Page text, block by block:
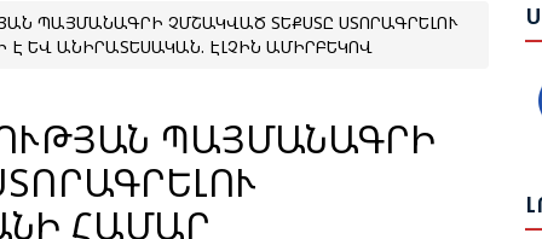
ՊԱՅՄԱՆԱԳՐԻ ՉՄՇԱԿՎԱԾ ՏԵՔՍՏԸ ՍՏՈՐԱԳՐԵԼՈՒ
ԵՎ ԱՆԻՐԱՏԵՍԱԿԱՆ. ԷԼՉԻՆ ԱՄԻՐԲԵԿՈՎ
ՊԱՅՄԱՆԱԳՐԻ
ՀԱՄԱՐ